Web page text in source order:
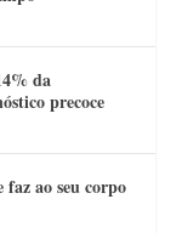
da
precoce
faz ao seu corpo